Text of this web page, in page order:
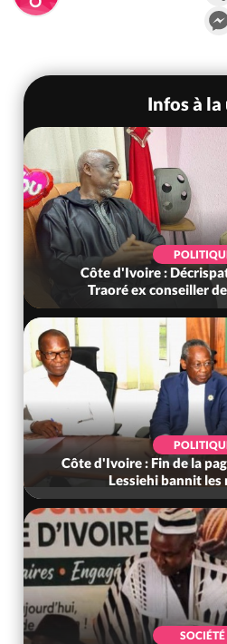
Infos à la
Côte d'Ivoire :
Traoré ex conseiller
Côte d'Ivoire : Fin de la
Lessiehi bannit les
SOCIÉTÉ